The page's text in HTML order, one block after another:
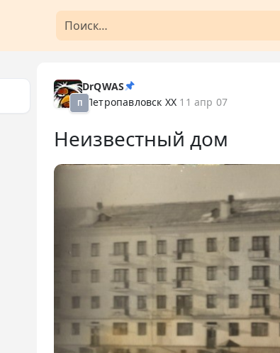
П
DrQWAS
Петропавловск XX 11 апр 07
Неизвестный дом